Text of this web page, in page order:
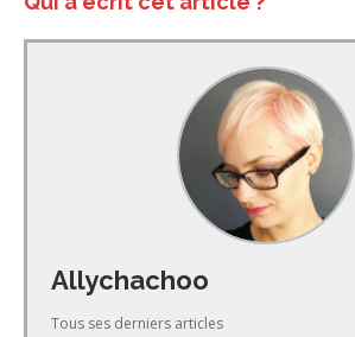
Allychachoo
Tous ses derniers articles